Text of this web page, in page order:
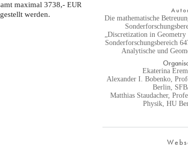
Die mathematische
„Discretization in
Sonderforschungsbereich
Analytische und
Ekaterina
Alexander I. Bobenko,
Berlin,
Matthias Staudacher,
Physik, HU
maximal 3738,-EUR
werden.